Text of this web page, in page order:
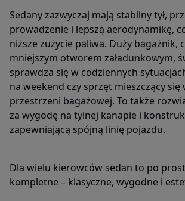
Sedany zazwyczaj mają stabilny tył,
prowadzenie i lepszą aerodynamikę,
niższe zużycie paliwa. Duży bagażnik,
mniejszym otworem załadunkowym,
sprawdza się w codziennych
na weekend czy sprzęt mieszczący się
przestrzeni bagażowej. To także
za wygodę na tylnej kanapie i
zapewniającą spójną linię pojazdu.
Dla wielu kierowców sedan to po
kompletne – klasyczne, wygodne i